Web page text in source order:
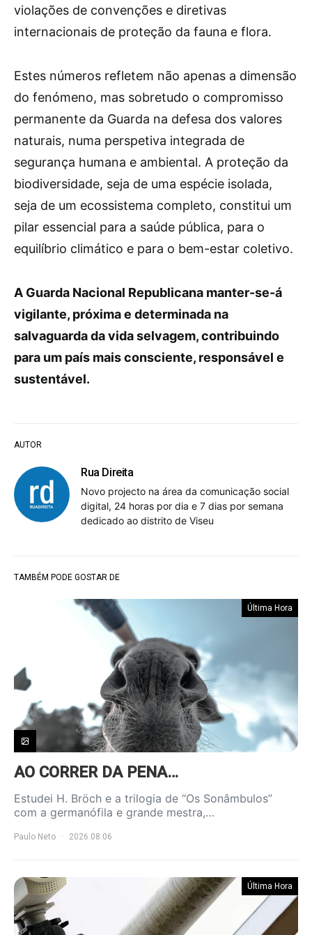
AUTOR
Rua Direita
Novo projecto na área da comunicação social
digital, 24 horas por dia e 7 dias por semana
dedicado ao distrito de Viseu
violações de convenções e diretivas
internacionais de proteção da fauna e flora.
Estes números refletem não apenas a dimensão
do fenómeno, mas sobretudo o compromisso
permanente da Guarda na defesa dos valores
naturais, numa perspetiva integrada de
segurança humana e ambiental. A proteção da
biodiversidade, seja de uma espécie isolada,
seja de um ecossistema completo, constitui um
pilar essencial para a saúde pública, para o
equilíbrio climático e para o bem-estar coletivo.
A Guarda Nacional Republicana manter-se-á
vigilante, próxima e determinada na
salvaguarda da vida selvagem, contribuindo
para um país mais consciente, responsável e
sustentável.
TAMBÉM PODE GOSTAR DE
Última Hora
AO CORRER DA PENA…
Estudei H. Bröch e a trilogia de “Os Sonâmbulos”
com a germanófila e grande mestra,…
Paulo Neto 2026.08.06
Última Hora